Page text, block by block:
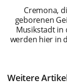
Cremona,
geborenen
Musikstadt in
werden hier in
Weitere